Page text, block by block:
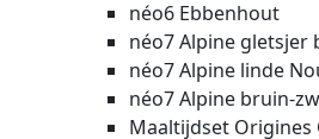
néo6 Ebbenhout
néo7 Alpine gletsjer
néo7 Alpine linde
néo7 Alpine bruin-
Maaltijdset